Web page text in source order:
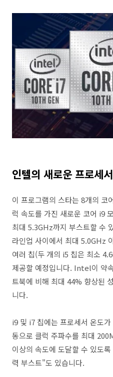
인텔의 새로운 프로세서
이 프로그램의 스타는 8개의 코
럭 속도를 가진 새로운 코어 i9
최대 5.3GHz까지 부스트할 수
라인업 사이에서 최대 5.0GHz
여러 칩(두 개의 i5 칩은 최소
제공할 예정입니다. Intel이 약
트북에 비해 최대 44% 향상된
니다.
i9 및 i7 칩에는 프로세서 온도
동으로 클럭 주파수를 최대
이상의 속도에 도달할 수 있도
력 부스트"도 있습니다.